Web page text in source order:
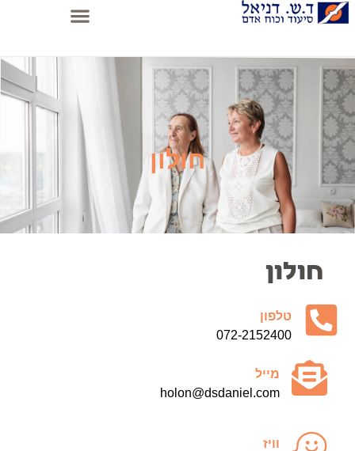
חולון
חולון
טלפון
072-2152400
מייל
holon@dsdaniel.com
וויז